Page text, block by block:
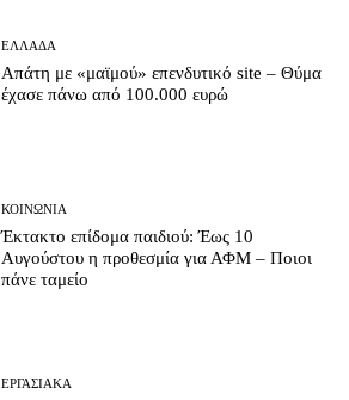
ΕΛΛΆΔΑ
Απάτη με «μαϊμού» επενδυτικό site – Θύμα
έχασε πάνω από 100.000 ευρώ
ΚΟΙΝΩΝΊΑ
Έκτακτο επίδομα παιδιού: Έως 10
Αυγούστου η προθεσμία για ΑΦΜ – Ποιοι
πάνε ταμείο
ΕΡΓΑΣΙΑΚΆ